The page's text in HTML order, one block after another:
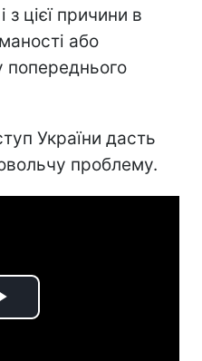
з цієї причини в
або
попереднього
України дасть
проблему.
Play